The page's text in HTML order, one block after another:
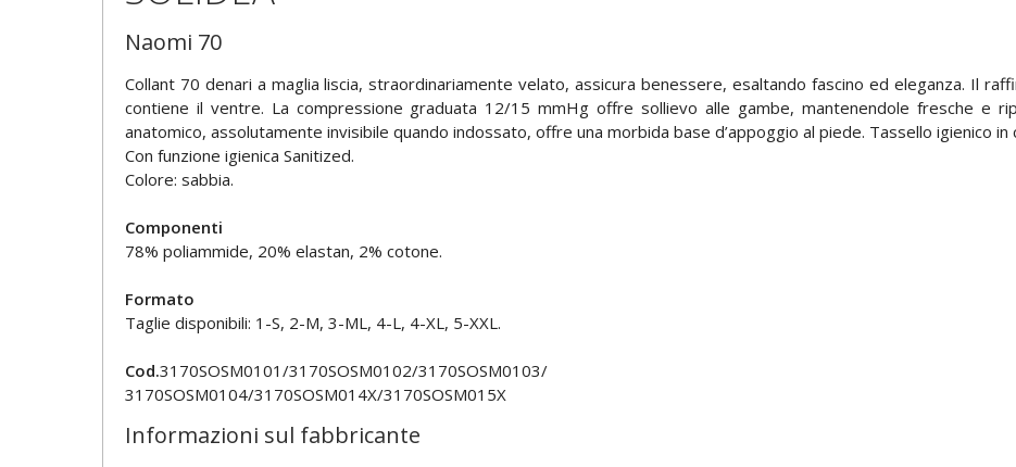
Naomi 70
Collant 70 denari a maglia liscia, straordinariamente velato, assicura benessere, esaltando fascino ed eleganza. Il
contiene il ventre. La compressione graduata 12/15 mmHg offre sollievo alle gambe, mantenendole fresche e
anatomico, assolutamente invisibile quando indossato, offre una morbida base d’appoggio al piede. Tassello igienico
Con funzione igienica Sanitized.
Colore: sabbia.
Componenti
78% poliammide, 20% elastan, 2% cotone.
Formato
Taglie disponibili: 1-S, 2-M, 3-ML, 4-L, 4-XL, 5-XXL.
Cod.3170SOSM0101/3170SOSM0102/3170SOSM0103/
3170SOSM0104/3170SOSM014X/3170SOSM015X
Informazioni sul fabbricante